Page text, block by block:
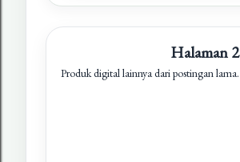
Halaman 2
Produk digital lainnya dari postingan lama.